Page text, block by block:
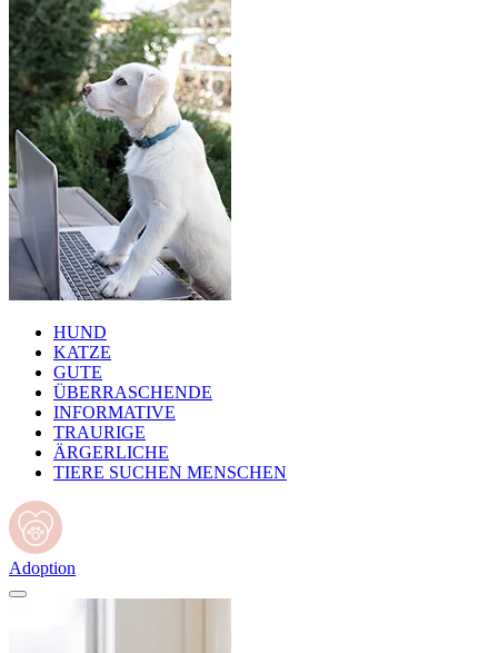
HUND
KATZE
GUTE
ÜBERRASCHENDE
INFORMATIVE
TRAURIGE
ÄRGERLICHE
TIERE SUCHEN MENSCHEN
Adoption